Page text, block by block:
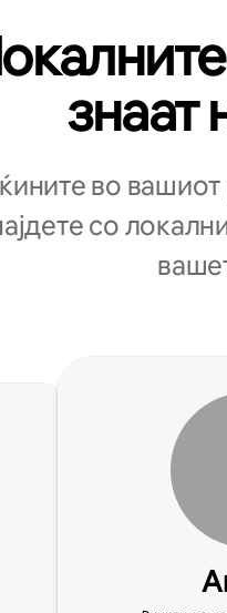
знаат
во
со